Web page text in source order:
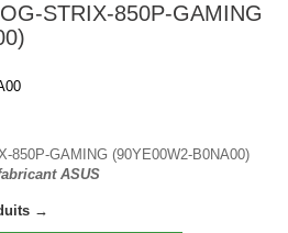
STRIX-850P-GAMING
850P-GAMING (90YE00W2-B0NA00)
ASUS
→